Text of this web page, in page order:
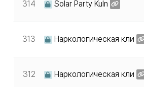
314 Solar Party Kuln
313 Наркологическая кли
312 Наркологическая кли